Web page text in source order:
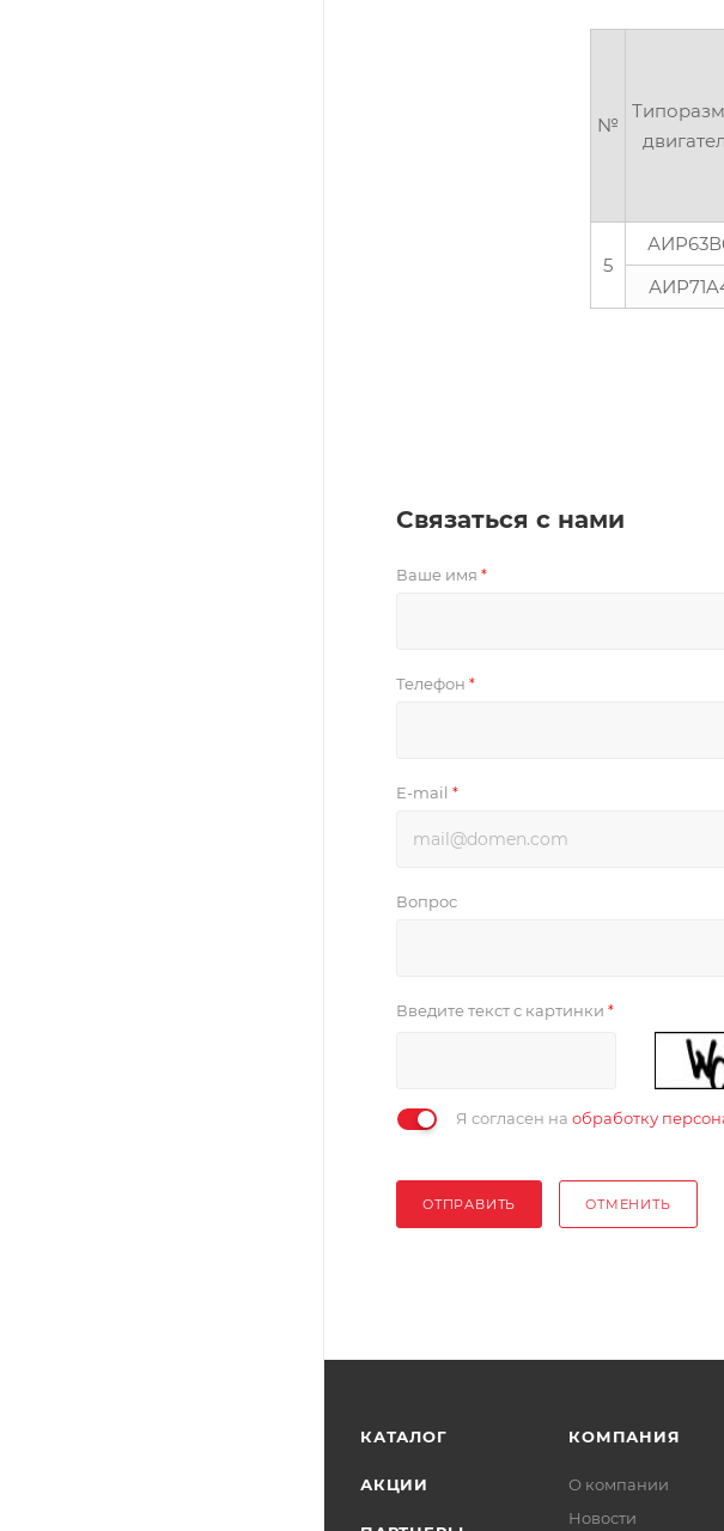
№
5
Связаться с нами
Ваше имя *
Телефон *
E-mail *
Вопрос
Введите текст с картинки *
Я согласен на обработку
ОТПРАВИТЬ ОТМЕНИТЬ
КАТАЛОГ
АКЦИИ
КОМПАНИЯ
О компании
Новости